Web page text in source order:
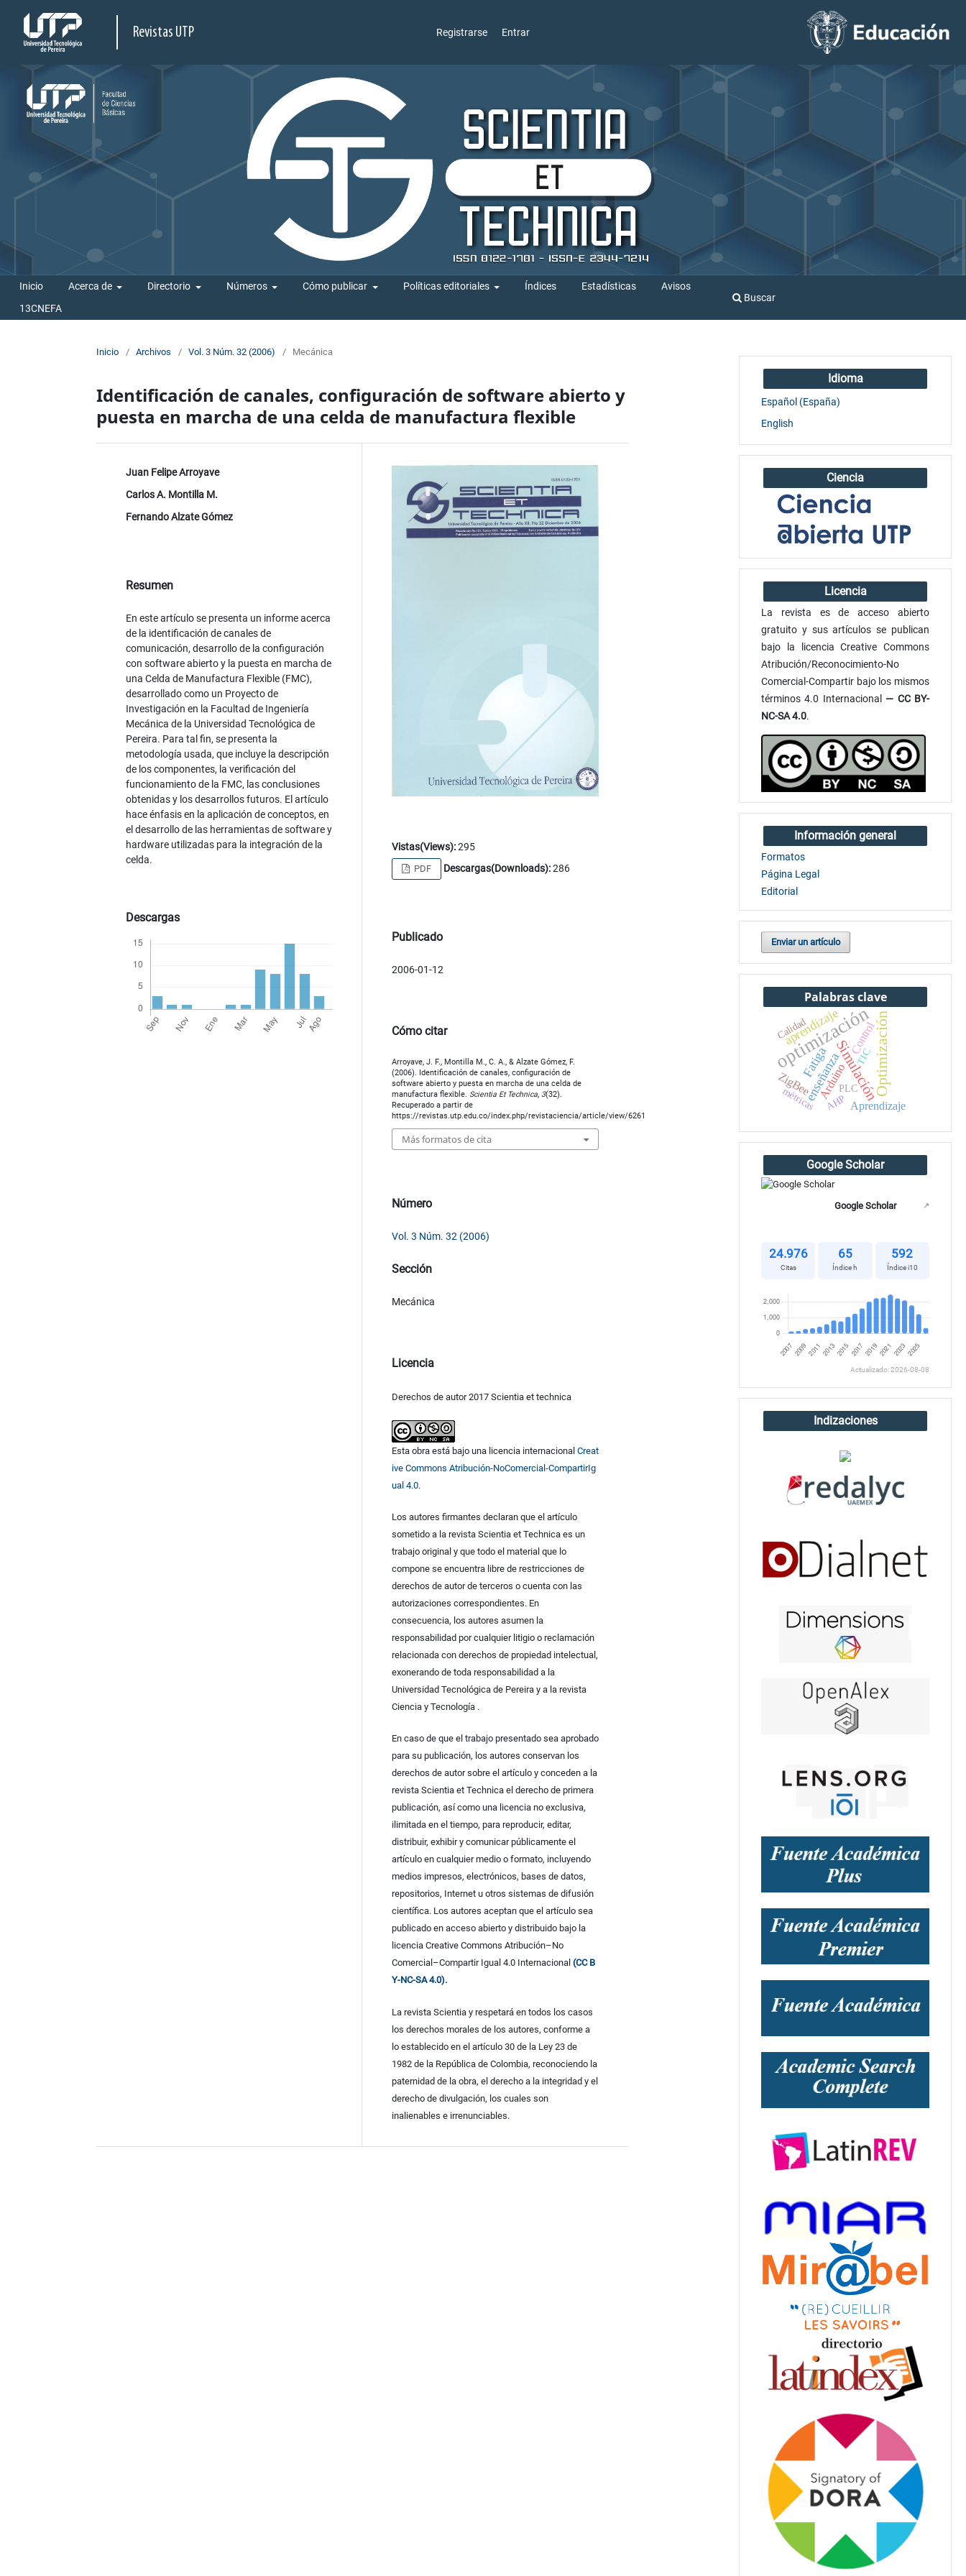
Revistas UTP Registrarse Entrar
Inicio Acerca de Directorio Números Cómo publicar Políticas editoriales Índices Estadísticas
Avisos
13CNEFA
Buscar
Inicio / Archivos / Vol. 3 Núm. 32 (2006) / Mecánica
Identificación de canales, configuración de software abierto y
puesta en marcha de una celda de manufactura flexible
Juan Felipe Arroyave
Carlos A. Montilla M.
Fernando Alzate Gómez
Resumen
En este artículo se presenta un informe acerca
de la identificación de canales de
comunicación, desarrollo de la configuración
con software abierto y la puesta en marcha de
una Celda de Manufactura Flexible (FMC),
desarrollado como un Proyecto de
Investigación en la Facultad de Ingeniería
Mecánica de la Universidad Tecnológica de
Pereira. Para tal fin, se presenta la
metodología usada, que incluye la descripción
de los componentes, la verificación del
funcionamiento de la FMC, las conclusiones
obtenidas y los desarrollos futuros. El artículo
hace énfasis en la aplicación de conceptos, en
el desarrollo de las herramientas de software y
hardware utilizadas para la integración de la
celda.
Descargas
Vistas(Views):295
PDF Descargas(Downloads):286
Publicado
2006-01-12
Cómo citar
Arroyave, J. F., Montilla M., C. A., & Alzate Gómez, F.
(2006). Identificación de canales, configuración de
software abierto y puesta en marcha de una celda de
manufactura flexible. Scientia Et Technica, 3(32).
Recuperado a partir de
https://revistas.utp.edu.co/index.php/revistaciencia/article/view/6261
Más formatos de cita
Número
Vol. 3 Núm. 32 (2006)
Sección
Mecánica
Licencia
Derechos de autor 2017 Scientia et technica
Esta obra está bajo una licencia internacional Creat
ive Commons Atribución-NoComercial-CompartirIg
ual 4.0.
Los autores firmantes declaran que el artículo
sometido a la revista Scientia et Technica es un
trabajo original y que todo el material que lo
compone se encuentra libre de restricciones de
derechos de autor de terceros o cuenta con las
autorizaciones correspondientes. En
consecuencia, los autores asumen la
responsabilidad por cualquier litigio o reclamación
relacionada con derechos de propiedad intelectual,
exonerando de toda responsabilidad a la
Universidad Tecnológica de Pereira y a la revista
Ciencia y Tecnología .
En caso de que el trabajo presentado sea aprobado
para su publicación, los autores conservan los
derechos de autor sobre el artículo y conceden a la
revista Scientia et Technica el derecho de primera
publicación, así como una licencia no exclusiva,
ilimitada en el tiempo, para reproducir, editar,
distribuir, exhibir y comunicar públicamente el
artículo en cualquier medio o formato, incluyendo
medios impresos, electrónicos, bases de datos,
repositorios, Internet u otros sistemas de difusión
científica. Los autores aceptan que el artículo sea
publicado en acceso abierto y distribuido bajo la
licencia Creative Commons Atribución–No
Comercial–Compartir Igual 4.0 Internacional (CC B
Y-NC-SA 4.0).
La revista Scientia y respetará en todos los casos
los derechos morales de los autores, conforme a
lo establecido en el artículo 30 de la Ley 23 de
1982 de la República de Colombia, reconociendo la
paternidad de la obra, el derecho a la integridad y el
derecho de divulgación, los cuales son
inalienables e irrenunciables.
Idioma
Español (España)
English
Ciencia
Licencia
La revista es de acceso abierto
gratuito y sus artículos se publican
bajo la licencia Creative Commons
Atribución/Reconocimiento-No
Comercial-Compartir bajo los mismos
términos 4.0 Internacional — CC BY-
NC-SA 4.0.
Información general
Formatos
Página Legal
Editorial
Enviar un artículo
Palabras clave
optimizaciónOptimización
Simulación
Fatiga
enseñanza
aprendizaje
Arduino
ZigBee
Aprendizaje
Control
métricas
TIC
PLC
AHP
Calidad
Google Scholar
Google Scholar ↗
24.976
Citas
65
Índice h
592
Índice i10
Actualizado: 2026-08-08
Indizaciones